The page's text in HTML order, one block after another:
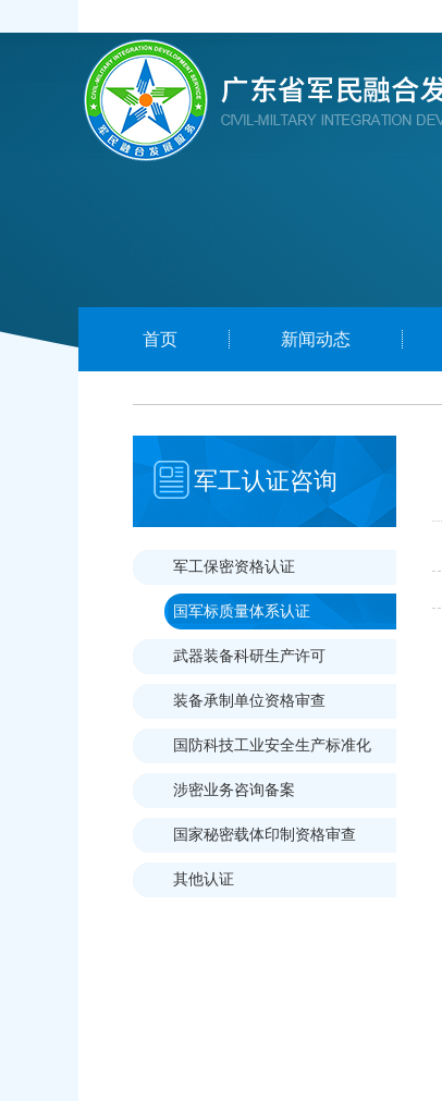
首页 新闻动态
军工认证咨询
军工保密资格认证
国军标质量体系认证
武器装备科研生产许可
装备承制单位资格审查
国防科技工业安全生产标准化
涉密业务咨询备案
国家秘密载体印制资格审查
其他认证